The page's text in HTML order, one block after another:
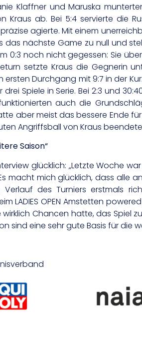
Klaffner und Maruska
Kraus ab. Bei 5:4 servierte die
agierte. Mit einem
nächste Game zu null und
0:3 noch nicht gegessen: Sie
setzte Kraus die Gegnerin
Durchgang mit 9:7 in der
Spiele in Serie. Bei 2:3 und
auch die
aber meist das bessere Ende
Angriffsball von Kraus
Saison“
glücklich: „Letzte Woche
macht mich glücklich, dass alle
des Turniers erstmals
LADIES OPEN Amstetten
Chancen hatte, das Spiel
sind eine sehr gute Basis für die